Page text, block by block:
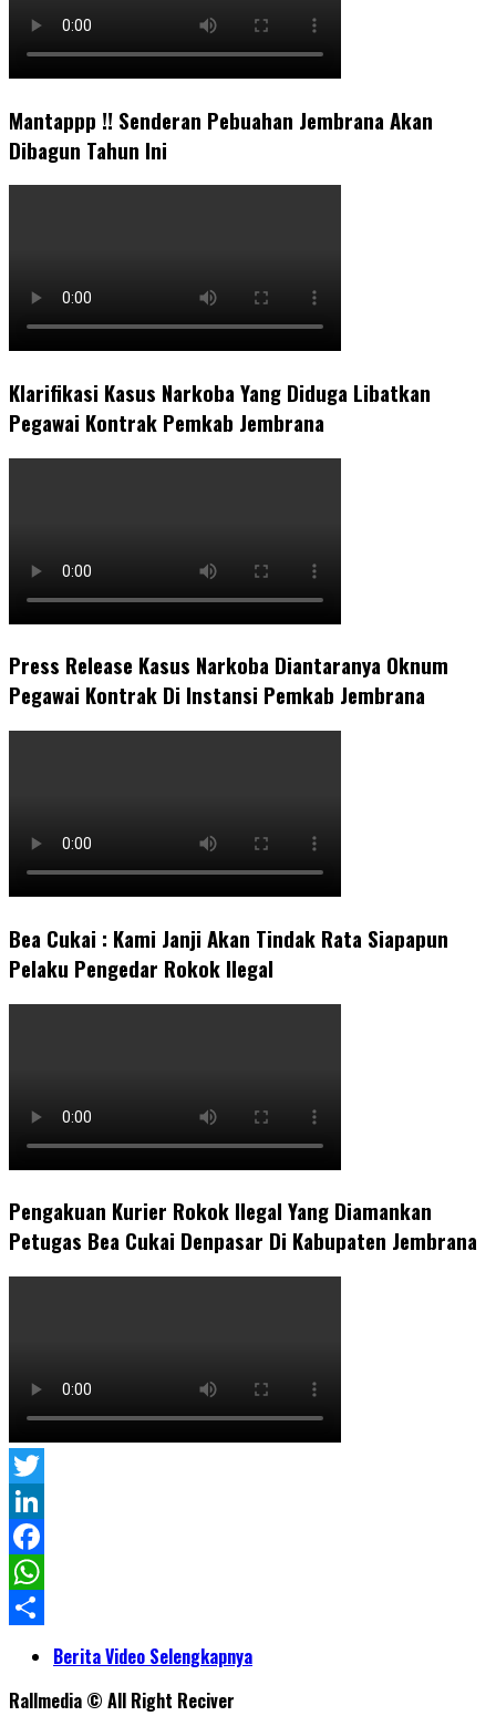
Mantappp !! Senderan Pebuahan Jembrana Akan
Dibagun Tahun Ini
Klarifikasi Kasus Narkoba Yang Diduga Libatkan
Pegawai Kontrak Pemkab Jembrana
Press Release Kasus Narkoba Diantaranya Oknum
Pegawai Kontrak Di Instansi Pemkab Jembrana
Bea Cukai : Kami Janji Akan Tindak Rata Siapapun
Pelaku Pengedar Rokok Ilegal
Pengakuan Kurier Rokok Ilegal Yang Diamankan
Petugas Bea Cukai Denpasar Di Kabupaten Jembrana
Twitter
LinkedIn
Facebook
WhatsApp
ShareBerita Video Selengkapnya
Rallmedia © All Right Reciver